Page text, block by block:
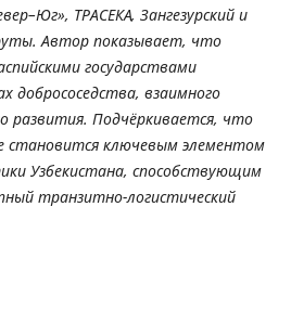
–Юг», ТРАСЕКА, Зангезурский и
.Автор показывает, что
государствами
добрососедства, взаимного
развития. Подчёркивается, что
становится ключевым элементом
Узбекистана, способствующим
транзитно-логистический